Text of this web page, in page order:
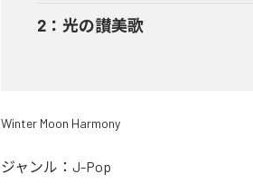
2 ： 光の讃美歌
Winter Moon Harmony
ジャンル： J-Pop